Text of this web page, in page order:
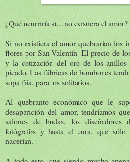
¿Qué ocurriría si…no existiera el amor?
Si no existiera el amor quebrarían los
flores por San Valentín. El precio de
y la cotización del oro de los anillos
picado. Las fábricas de bombones
sopa fría, para los solitarios.
Al quebranto económico que le
desaparición del amor, tendríamos
salones de bodas, los
fotógrafos y hasta el cura, que sólo
nacerían.